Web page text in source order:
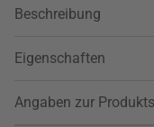
Beschreibung
Eigenschaften
Angaben zur